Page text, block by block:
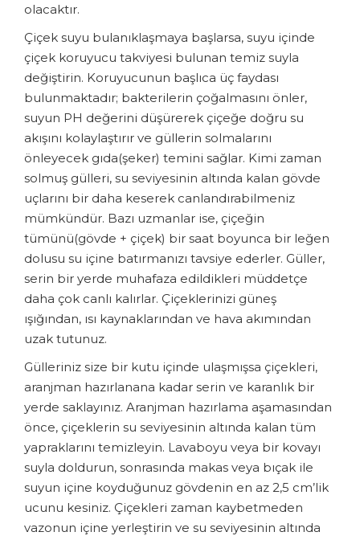
olacaktır.
Çiçek suyu bulanıklaşmaya başlarsa, suyu içinde
çiçek koruyucu takviyesi bulunan temiz suyla
değiştirin. Koruyucunun başlıca üç faydası
bulunmaktadır; bakterilerin çoğalmasını önler,
suyun PH değerini düşürerek çiçeğe doğru su
akışını kolaylaştırır ve güllerin solmalarını
önleyecek gıda(şeker) temini sağlar. Kimi zaman
solmuş gülleri, su seviyesinin altında kalan gövde
uçlarını bir daha keserek canlandırabilmeniz
mümkündür. Bazı uzmanlar ise, çiçeğin
tümünü(gövde + çiçek) bir saat boyunca bir leğen
dolusu su içine batırmanızı tavsiye ederler. Güller,
serin bir yerde muhafaza edildikleri müddetçe
daha çok canlı kalırlar. Çiçeklerinizi güneş
ışığından, ısı kaynaklarından ve hava akımından
uzak tutunuz.
Gülleriniz size bir kutu içinde ulaşmışsa çiçekleri,
aranjman hazırlanana kadar serin ve karanlık bir
yerde saklayınız. Aranjman hazırlama aşamasından
önce, çiçeklerin su seviyesinin altında kalan tüm
yapraklarını temizleyin. Lavaboyu veya bir kovayı
suyla doldurun, sonrasında makas veya bıçak ile
suyun içine koyduğunuz gövdenin en az 2,5 cm’lik
ucunu kesiniz. Çiçekleri zaman kaybetmeden
vazonun içine yerleştirin ve su seviyesinin altında